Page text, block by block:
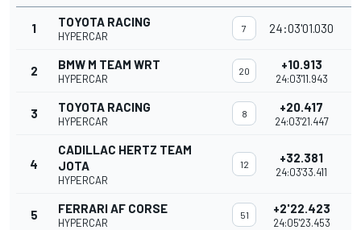
1 TOYOTA RACING
HYPERCAR
7 24:03'01.030
2 BMW M TEAM WRT
HYPERCAR
20 +10.913
24:03'11.943
3 TOYOTA RACING
HYPERCAR
8 +20.417
24:03'21.447
4
CADILLAC HERTZ TEAM
JOTA
HYPERCAR
12 +32.381
24:03'33.411
5 FERRARI AF CORSE
HYPERCAR
51 +2'22.423
24:05'23.453